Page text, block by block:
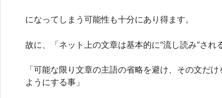
になってしまう可能性も十分にあり得ます。
故に、「ネット上の文章は基本的に“流し読み”され
「可能な限り文章の主語の省略を避け、その文だ
ようにする事」